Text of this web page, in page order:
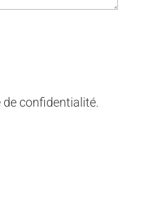
de confidentialité.